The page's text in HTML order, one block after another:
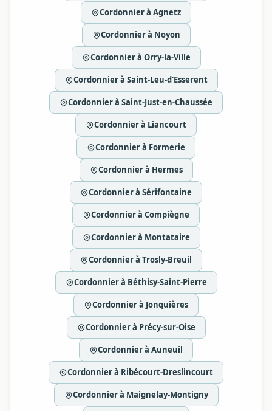
Cordonnier à Agnetz
Cordonnier à Noyon
Cordonnier à Orry-la-Ville
Cordonnier à Saint-Leu-d'Esserent
Cordonnier à Saint-Just-en-Chaussée
Cordonnier à Liancourt
Cordonnier à Formerie
Cordonnier à Hermes
Cordonnier à Sérifontaine
Cordonnier à Compiègne
Cordonnier à Montataire
Cordonnier à Trosly-Breuil
Cordonnier à Béthisy-Saint-Pierre
Cordonnier à Jonquières
Cordonnier à Précy-sur-Oise
Cordonnier à Auneuil
Cordonnier à Ribécourt-Dreslincourt
Cordonnier à Maignelay-Montigny